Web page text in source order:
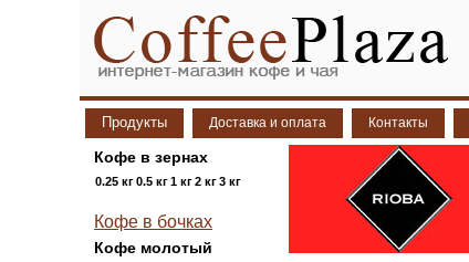
Продукты Доставка и оплата Контакты
Кофе в зернах
0.25 кг0.5 кг1 кг2 кг3 кг
Кофе в бочках
Кофе молотый